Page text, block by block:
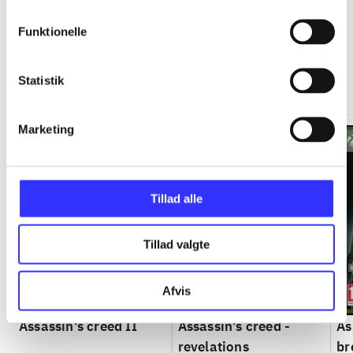
Funktionelle
Statistik
Marketing
Tillad alle
Tillad valgte
Afvis
Assassins creed - heritage
Gå til serien
Assassin's creed II
Assassin's creed -
revelations